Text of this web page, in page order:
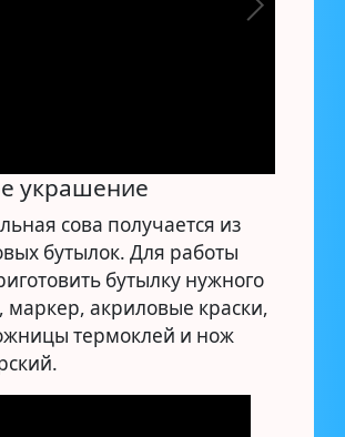
украшение
сова получается из
бутылок. Для работы
бутылку нужного
маркер, акриловые краски,
термоклей и нож